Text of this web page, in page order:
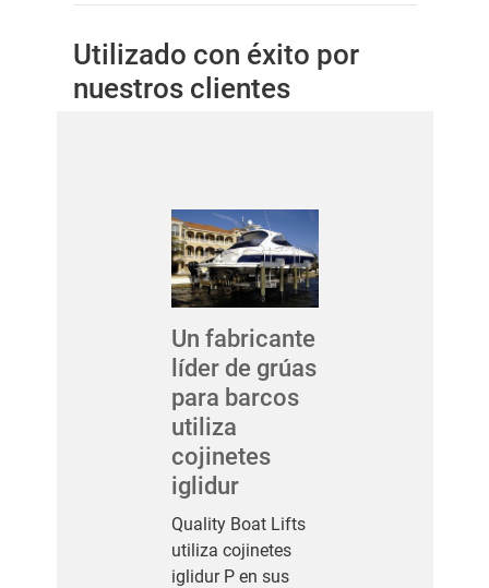
Utilizado con éxito por
nuestros clientes
Un fabricante
líder de grúas
para barcos
utiliza
cojinetes
iglidur
Quality Boat Lifts
utiliza cojinetes
iglidur P en sus